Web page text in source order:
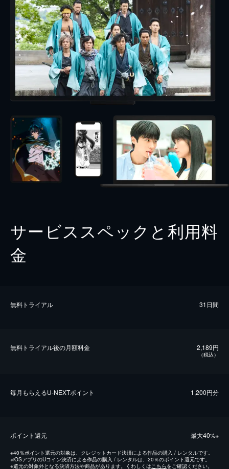
サービススペックと利用料
金
無料トライアル 31日間
無料トライアル後の⽉額料金 2,189円
（税込）
毎⽉もらえるU-NEXTポイント 1,200円分
ポイント還元 最⼤40%※
※40％ポイント還元の対象は、クレジットカード決済による作品の購入 / レンタルです。
※iOSアプリのUコイン決済による作品の購入 / レンタルは、20％のポイント還元です。
※還元の対象外となる決済方法や商品があります。くわしくはこちらをご確認ください。